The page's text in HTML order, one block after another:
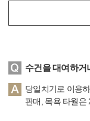
수건을 대여하거
당일치기로 이용
판매, 목욕 타월은